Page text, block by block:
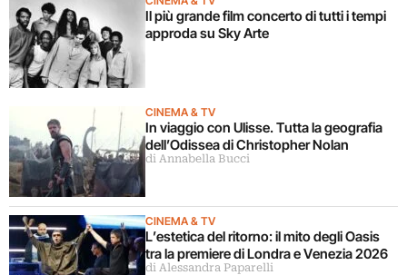
Il più grande film concerto di tutti i tempi
approda su Sky Arte
CINEMA & TV
In viaggio con Ulisse. Tutta la geografia
dell’Odissea di Christopher Nolan
di Annabella Bucci
CINEMA & TV
L’estetica del ritorno: il mito degli Oasis
tra la premiere di Londra e Venezia 2026
di Alessandra Paparelli